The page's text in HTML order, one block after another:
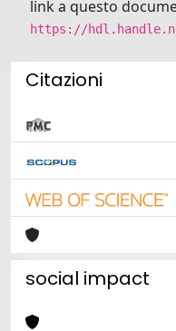
link a questo
https://
Citazioni
social impact